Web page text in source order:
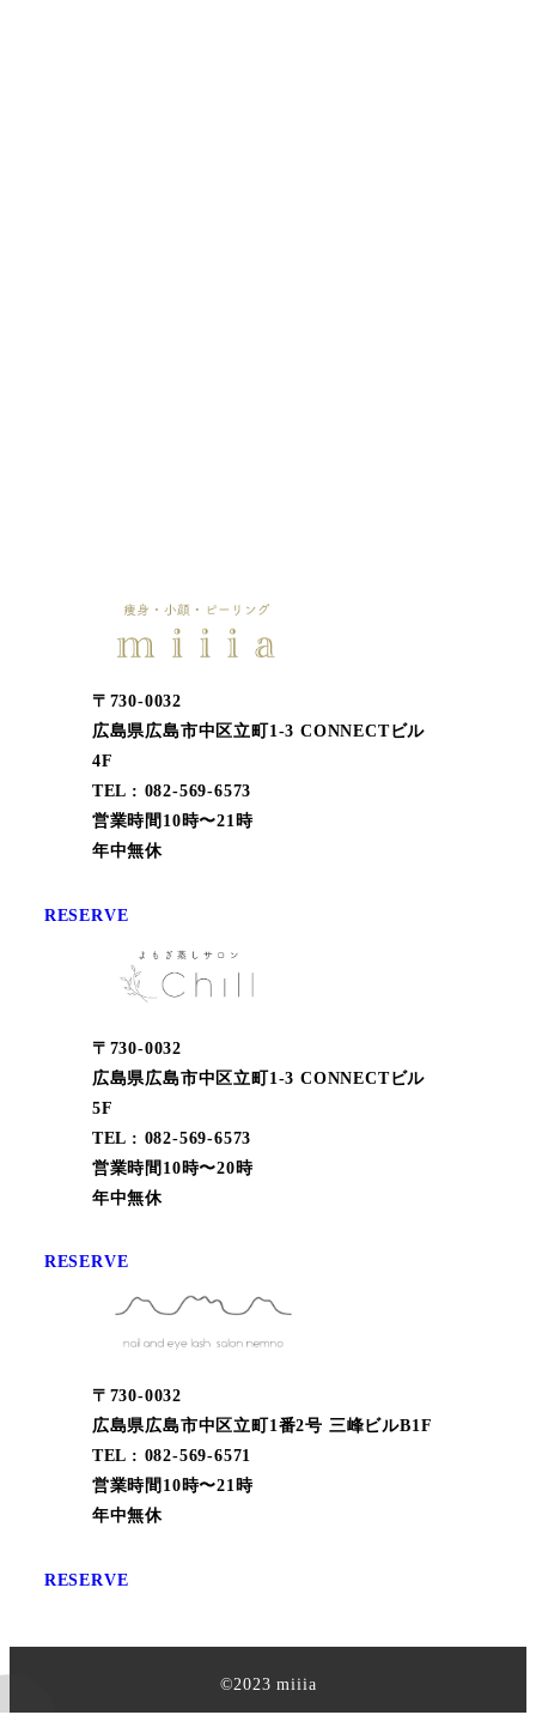
〒730-0032
広島県広島市中区立町1-3 CONNECTビル
4F
TEL : 082-569-6573
営業時間10時〜21時
年中無休
RESERVE
〒730-0032
広島県広島市中区立町1-3 CONNECTビル
5F
TEL : 082-569-6573
営業時間10時〜20時
年中無休
RESERVE
〒730-0032
広島県広島市中区立町1番2号 三峰ビルB1F
TEL : 082-569-6571
営業時間10時〜21時
年中無休
RESERVE
©︎2023 miiia